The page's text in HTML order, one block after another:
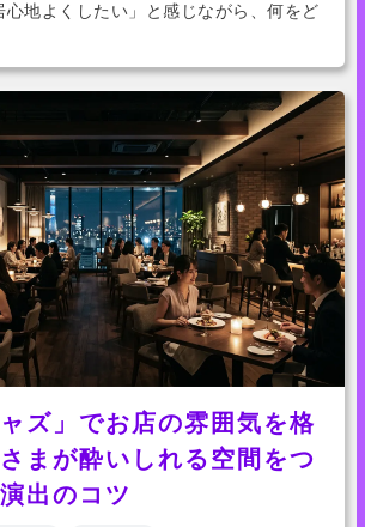
心地よくしたい」と感じながら、何をど
ャズ」でお店の雰囲気を格
まが酔いしれる空間をつ
出のコツ